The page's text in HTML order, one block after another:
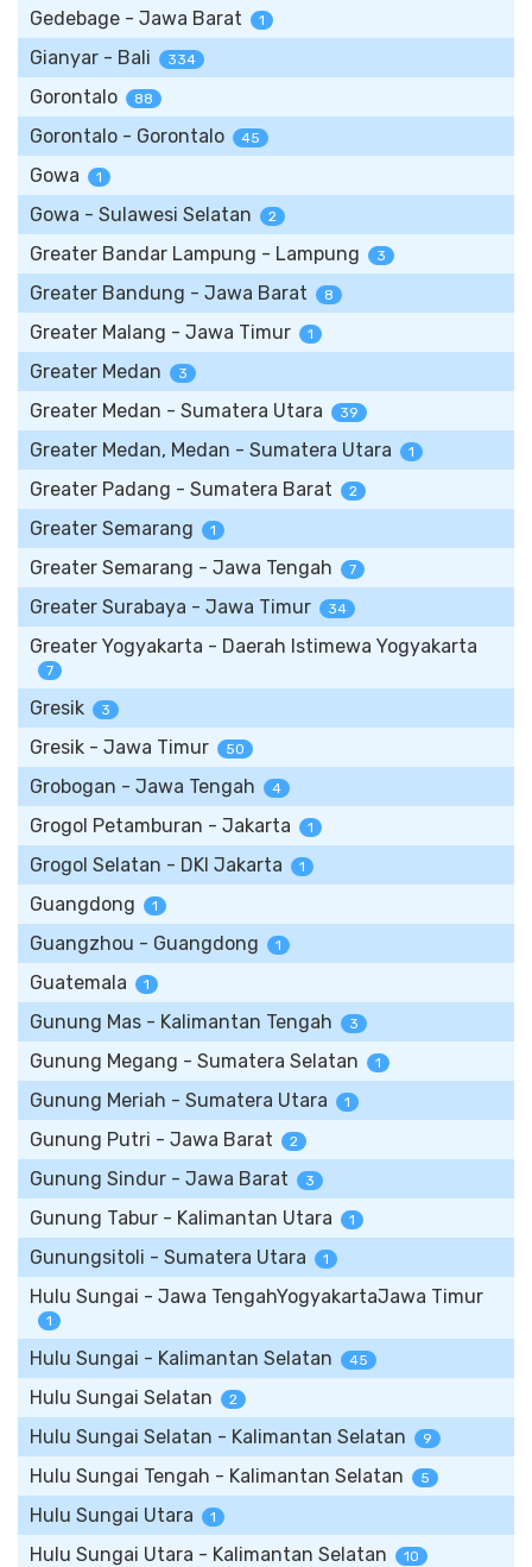
Gedebage - Jawa Barat 1
Gianyar - Bali 334
Gorontalo 88
Gorontalo - Gorontalo 45
Gowa 1
Gowa - Sulawesi Selatan 2
Greater Bandar Lampung - Lampung 3
Greater Bandung - Jawa Barat 8
Greater Malang - Jawa Timur 1
Greater Medan 3
Greater Medan - Sumatera Utara 39
Greater Medan, Medan - Sumatera Utara 1
Greater Padang - Sumatera Barat 2
Greater Semarang 1
Greater Semarang - Jawa Tengah 7
Greater Surabaya - Jawa Timur 34
Greater Yogyakarta - Daerah Istimewa Yogyakarta
7
Gresik 3
Gresik - Jawa Timur 50
Grobogan - Jawa Tengah 4
Grogol Petamburan - Jakarta 1
Grogol Selatan - DKI Jakarta 1
Guangdong 1
Guangzhou - Guangdong 1
Guatemala 1
Gunung Mas - Kalimantan Tengah 3
Gunung Megang - Sumatera Selatan 1
Gunung Meriah - Sumatera Utara 1
Gunung Putri - Jawa Barat 2
Gunung Sindur - Jawa Barat 3
Gunung Tabur - Kalimantan Utara 1
Gunungsitoli - Sumatera Utara 1
Hulu Sungai - Jawa TengahYogyakartaJawa Timur
1
Hulu Sungai - Kalimantan Selatan 45
Hulu Sungai Selatan 2
Hulu Sungai Selatan - Kalimantan Selatan 9
Hulu Sungai Tengah - Kalimantan Selatan 5
Hulu Sungai Utara 1
Hulu Sungai Utara - Kalimantan Selatan 10